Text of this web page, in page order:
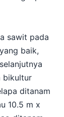
sawit pada
baik,
bikultur
ditanam
10.5 m x